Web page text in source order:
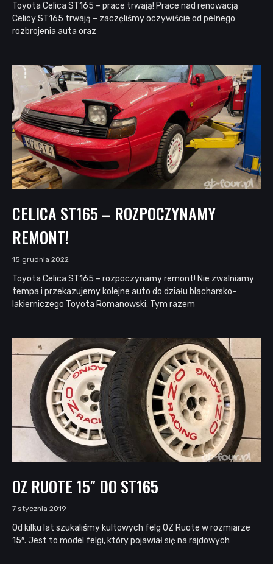
Toyota Celica ST165 – prace trwają! Prace nad renowacją
Celicy ST165 trwają – zaczęliśmy oczywiście od pełnego
rozbrojenia auta oraz
CELICA ST165 – ROZPOCZYNAMY
REMONT!
15 grudnia 2022
Toyota Celica ST165 – rozpoczynamy remont! Nie zwalniamy
tempa i przekazujemy kolejne auto do działu blacharsko-
lakierniczego Toyota Romanowski. Tym razem
OZ RUOTE 15″ DO ST165
7 stycznia 2019
Od kilku lat szukaliśmy kultowych felg OZ Ruote w rozmiarze
15″. Jest to model felgi, który pojawiał się na rajdowych